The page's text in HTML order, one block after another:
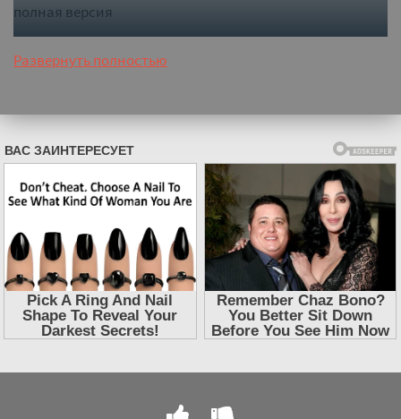
полная версия
Развернуть полностью